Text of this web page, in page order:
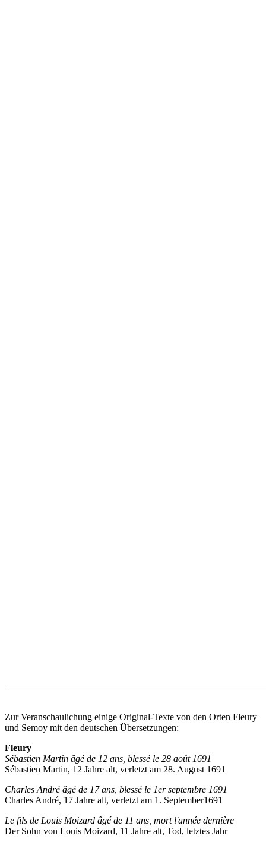
Zur Veranschaulichung einige Original-Texte von den Orten Fleury
und Semoy mit den deutschen Übersetzungen:
Fleury
Sébastien Martin âgé de 12 ans, blessé le 28 août 1691
Sébastien Martin, 12 Jahre alt, verletzt am 28. August 1691
Charles André âgé de 17 ans, blessé le 1er septembre 1691
Charles André, 17 Jahre alt, verletzt am 1. September1691
Le fils de Louis Moizard âgé de 11 ans, mort l'année dernière
Der Sohn von Louis Moizard, 11 Jahre alt, Tod, letztes Jahr